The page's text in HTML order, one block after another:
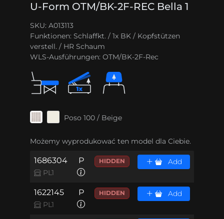
U-Form OTM/BK-2F-REC Bella 1
SKU: A013113
Funktionen: Schlaffkt. / 1x BK / Kopfstützen
verstell. / HR Schaum
WLS-Ausführungen: OTM/BK-2F-Rec
Poso 100 / Beige
Możemy wyprodukować ten model dla Ciebie.
1686304
PL1
P HIDDEN Add
1622145
PL1
P HIDDEN Add